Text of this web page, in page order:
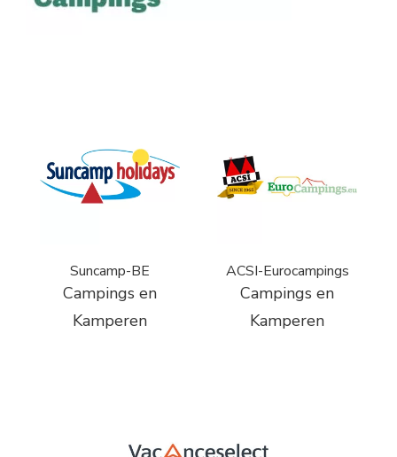
Suncamp-BE
Campings en
Kamperen
ACSI-Eurocampings
Campings en
Kamperen